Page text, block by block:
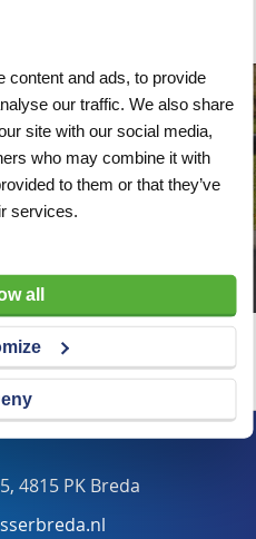
content and ads, to provide
our traffic. We also share
site with our social media,
who may combine it with
to them or that they’ve
services.
all
u graag
4815 PK Breda